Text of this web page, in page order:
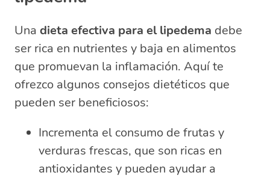
Una dieta efectiva para el lipedema debe
ser rica en nutrientes y baja en alimentos
que promuevan la inflamación. Aquí te
ofrezco algunos consejos dietéticos que
pueden ser beneficiosos:
Incrementa el consumo de frutas y
verduras frescas, que son ricas en
antioxidantes y pueden ayudar a